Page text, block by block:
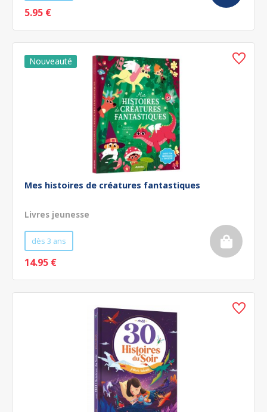
5.95 €
Mes histoires de créatures fantastiques
Livres jeunesse
dès 3 ans
14.95 €